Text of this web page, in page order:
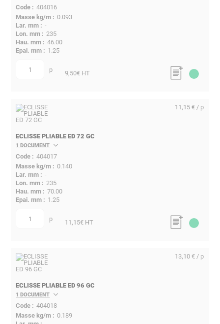
404016
0.093
-
235
46.00
1.25
quantité p 9,50€ HT
ECLISSE PLIABLE ED 72 GC
1 DOCUMENT
404017
0.140
-
235
70.00
1.25
quantité p
11,15 € / p
11,15€ HT
ECLISSE PLIABLE ED 96 GC
1 DOCUMENT
404018
0.189
13,10 € / p